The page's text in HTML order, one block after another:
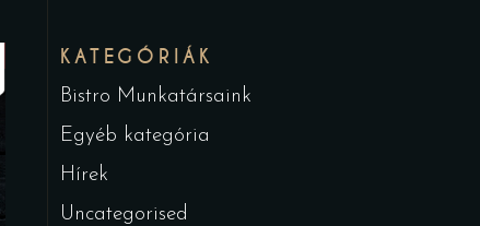
KATEGÓRIÁK
Bistro Munkatársaink
Egyéb kategória
Hírek
Uncategorised